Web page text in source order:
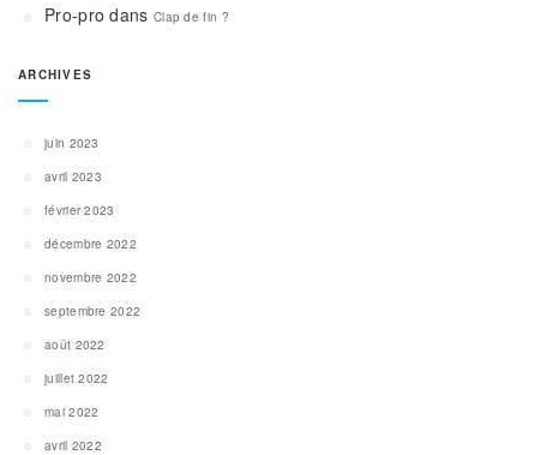
Pro-pro dans Clap de fin ?
ARCHIVES
juin 2023
avril 2023
février 2023
décembre 2022
novembre 2022
septembre 2022
août 2022
juillet 2022
mai 2022
avril 2022